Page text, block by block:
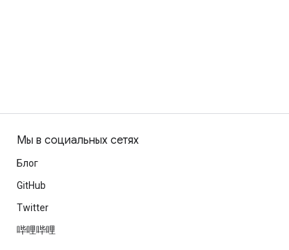
Мы в социальных сетях
Блог
GitHub
Twitter
哔哩哔哩